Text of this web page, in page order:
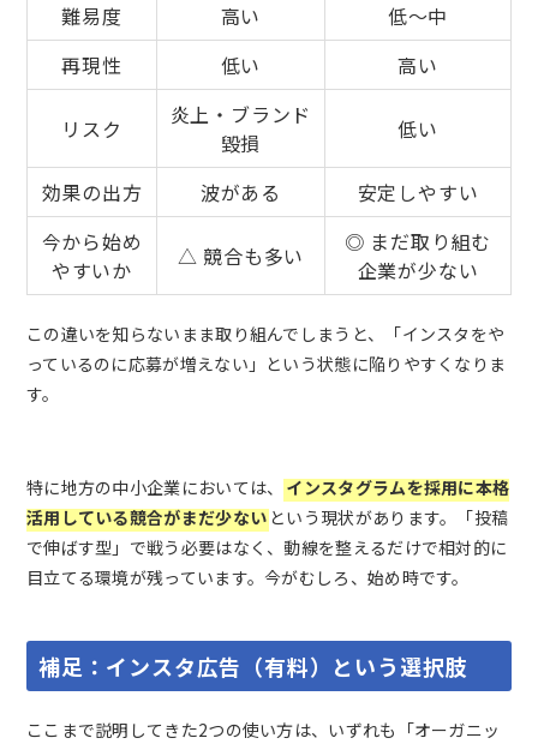
難易度
高い
低〜中
再現性
低い 高い
リスク
炎上・ブランド
毀損
低い
効果の出方 波がある
安定しやすい
今から始め
やすいか
△ 競合も多い
◎ まだ取り組む
企業が少ない
この違いを知らないまま取り組んでしまうと、「インスタをや
っているのに応募が増えない」という状態に陥りやすくなりま
す。
特に地方の中小企業においては、 インスタグラムを採用に本格
活用している競合がまだ少ない という現状があります。「投稿
で伸ばす型」で戦う必要はなく、動線を整えるだけで相対的に
目立てる環境が残っています。今がむしろ、始め時です。
補足：インスタ広告（有料）という選択肢
ここまで説明してきた2つの使い方は、いずれも「オーガニッ